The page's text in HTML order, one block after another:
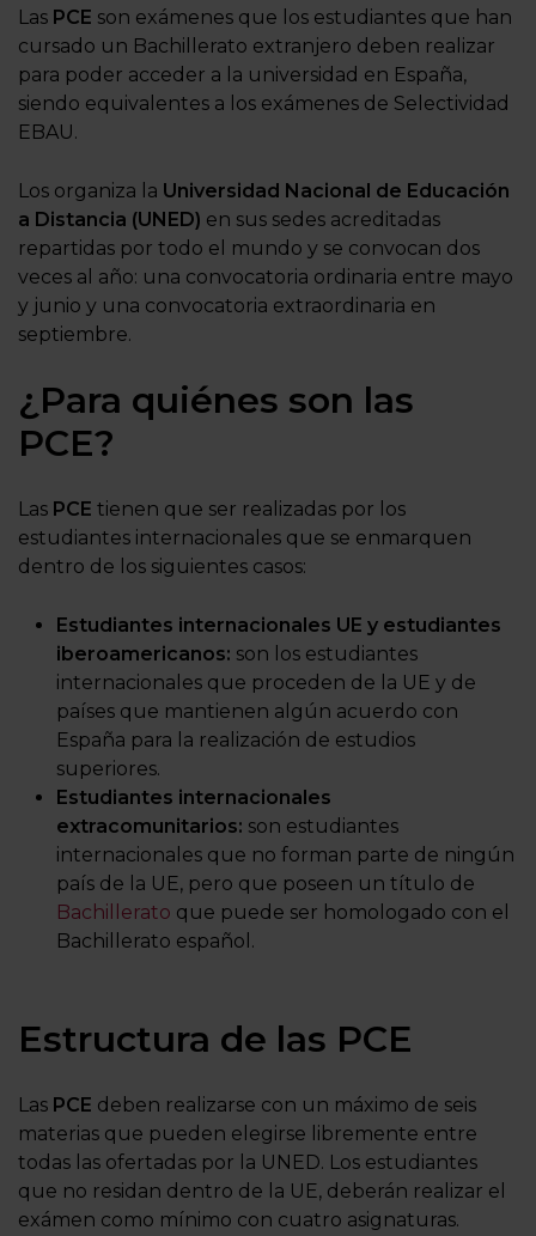
Las PCE son exámenes que los estudiantes que han
cursado un Bachillerato extranjero deben realizar
para poder acceder a la universidad en España,
siendo equivalentes a los exámenes de Selectividad
EBAU.
Los organiza la Universidad Nacional de Educación
a Distancia (UNED) en sus sedes acreditadas
repartidas por todo el mundo y se convocan dos
veces al año: una convocatoria ordinaria entre mayo
y junio y una convocatoria extraordinaria en
septiembre.
¿Para quiénes son las
PCE?
Las PCE tienen que ser realizadas por los
estudiantes internacionales que se enmarquen
dentro de los siguientes casos:
Estudiantes internacionales UE y estudiantes
iberoamericanos: son los estudiantes
internacionales que proceden de la UE y de
países que mantienen algún acuerdo con
España para la realización de estudios
superiores.
Estudiantes internacionales
extracomunitarios: son estudiantes
internacionales que no forman parte de ningún
país de la UE, pero que poseen un título de
Bachillerato que puede ser homologado con el
Bachillerato español.
Estructura de las PCE
Las PCE deben realizarse con un máximo de seis
materias que pueden elegirse libremente entre
todas las ofertadas por la UNED. Los estudiantes
que no residan dentro de la UE, deberán realizar el
exámen como mínimo con cuatro asignaturas.